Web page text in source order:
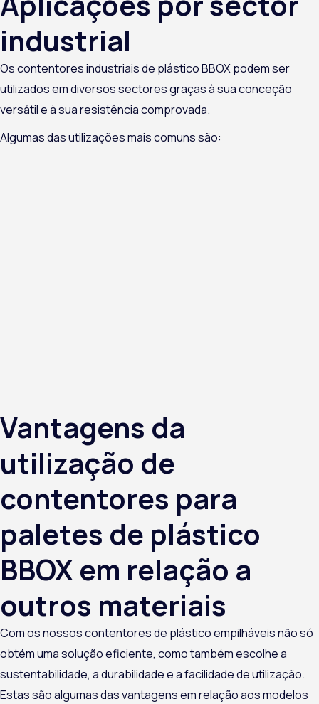
industrial
Os contentores industriais de plástico BBOX podem ser
utilizados em diversos sectores graças à sua conceção
versátil e à sua resistência comprovada.
Algumas das utilizações mais comuns são:
Vantagens da
utilização de
contentores para
paletes de plástico
BBOX em relação a
outros materiais
Com os nossoscontentores de plástico empilháveisnão só
obtém uma solução eficiente, como também escolhe a
sustentabilidade, a durabilidade e a facilidade de utilização.
Estas são algumas das vantagens em relação aos modelos